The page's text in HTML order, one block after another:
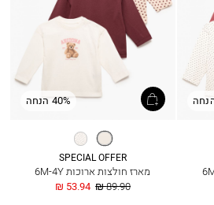
40% הנחה
אופוויטאדום
ויולט
SPECIAL OFFER
מארז חולצות ארוכות 6M-4Y
החל
53.94 ₪ מחיר
89.90 ₪